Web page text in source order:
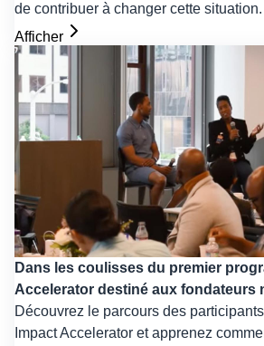
de contribuer à changer cette situation.
Afficher
Dans les coulisses du premier
Accelerator destiné aux fondateurs
Découvrez le parcours des
Impact Accelerator et apprenez